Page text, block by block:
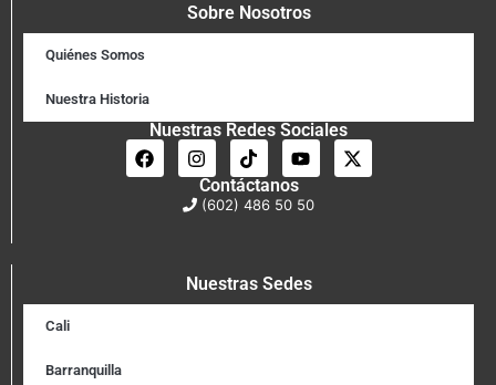
Sobre Nosotros
Quiénes Somos
Nuestra Historia
Nuestras Redes Sociales
Contáctanos
(602) 486 50 50
Nuestras Sedes
Cali
Barranquilla